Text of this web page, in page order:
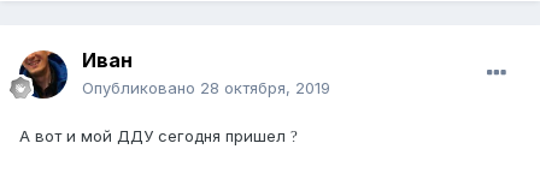
Иван
Опубликовано 28 октября, 2019
А вот и мой ДДУ сегодня пришел ?